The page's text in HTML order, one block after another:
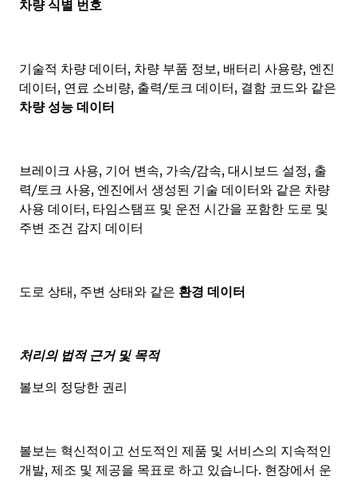
차량 식별 번호
기술적 차량 데이터, 차량 부품 정보, 배터리 사용량, 엔진
데이터, 연료 소비량, 출력/토크 데이터, 결함 코드와 같은
차량 성능 데이터
브레이크 사용, 기어 변속, 가속/감속, 대시보드 설정, 출
력/토크 사용, 엔진에서 생성된 기술 데이터와 같은 차량
사용 데이터, 타임스탬프 및 운전 시간을 포함한 도로 및
주변 조건 감지 데이터
도로 상태, 주변 상태와 같은 환경 데이터
처리의 법적 근거 및 목적
볼보의 정당한 권리
볼보는 혁신적이고 선도적인 제품 및 서비스의 지속적인
개발, 제조 및 제공을 목표로 하고 있습니다. 현장에서 운